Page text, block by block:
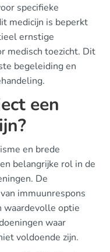
specifieke
medicijn is beperkt
ernstige
medisch toezicht. Dit
begeleiding en
een
en brede
belangrijke rol in de
De
immuunrespons
waardevolle optie
waar
voldoende zijn.